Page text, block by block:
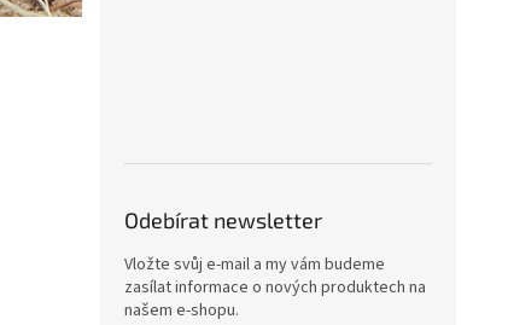
Odebírat newsletter
Vložte svůj e-mail a my vám budeme
zasílat informace o nových produktech na
našem e-shopu.